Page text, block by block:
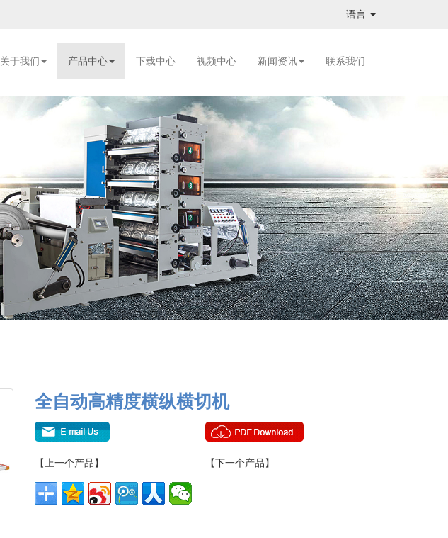
语言
关于我们 产品中心 下载中心 视频中心 新闻资讯 联系我们
全自动高精度横纵横切机
【上一个产品】 【下一个产品】